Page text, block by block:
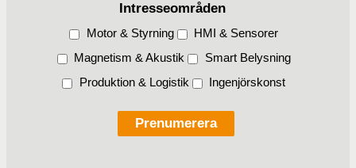
Intresseområden
Motor & Styrning
HMI & Sensorer
Magnetism & Akustik
Smart Belysning
Produktion & Logistik
Ingenjörskonst